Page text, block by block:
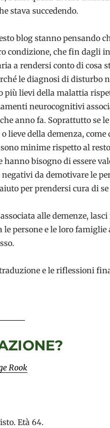
stava succedendo.
blog stanno pensando
condizione, che fin dagli
a rendersi conto di cosa
le diagnosi di disturbo
lievi della malattia
neurocognitivi
anno fa. Soprattutto se le
lieve della demenza, come
minime rispetto al
bisogno di essere
da demotivare le
per prendersi cura di se
alle demenze,
persone e le loro famiglie
e le riflessioni
Rook
Età 64.